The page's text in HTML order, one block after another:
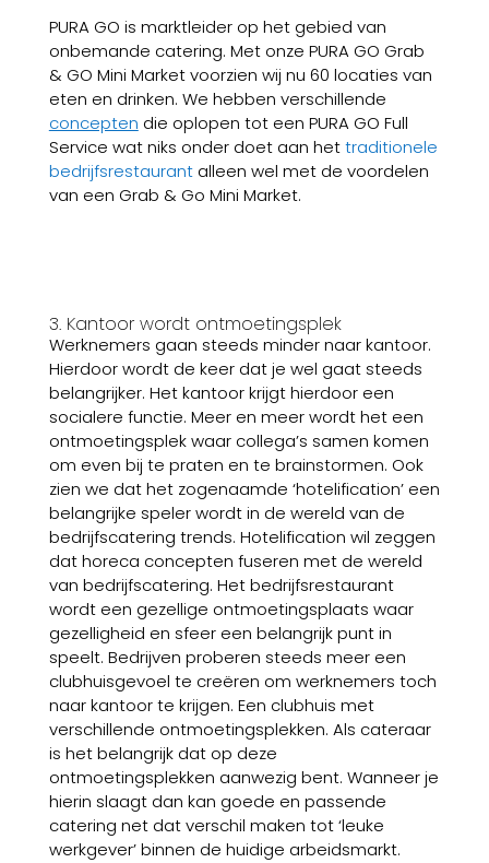
PURA GO is marktleider op het gebied van
onbemande catering. Met onze PURA GO Grab
& GO Mini Market voorzien wij nu 60 locaties van
eten en drinken. We hebben verschillende
concepten die oplopen tot een PURA GO Full
Service wat niks onder doet aan hettraditionele
bedrijfsrestaurantalleen wel met de voordelen
van een Grab & Go Mini Market.
3. Kantoor wordt ontmoetingsplek
Werknemers gaan steeds minder naar kantoor.
Hierdoor wordt de keer dat je wel gaat steeds
belangrijker. Het kantoor krijgt hierdoor een
socialere functie. Meer en meer wordt het een
ontmoetingsplek waar collega’s samen komen
om even bij te praten en te brainstormen. Ook
zien we dat het zogenaamde ‘hotelification’ een
belangrijke speler wordt in de wereld van de
bedrijfscatering trends. Hotelification wil zeggen
dat horeca concepten fuseren met de wereld
van bedrijfscatering. Het bedrijfsrestaurant
wordt een gezellige ontmoetingsplaats waar
gezelligheid en sfeer een belangrijk punt in
speelt. Bedrijven proberen steeds meer een
clubhuisgevoel te creëren om werknemers toch
naar kantoor te krijgen. Een clubhuis met
verschillende ontmoetingsplekken. Als cateraar
is het belangrijk dat op deze
ontmoetingsplekken aanwezig bent. Wanneer je
hierin slaagt dan kan goede en passende
catering net dat verschil maken tot ‘leuke
werkgever’ binnen de huidige arbeidsmarkt.